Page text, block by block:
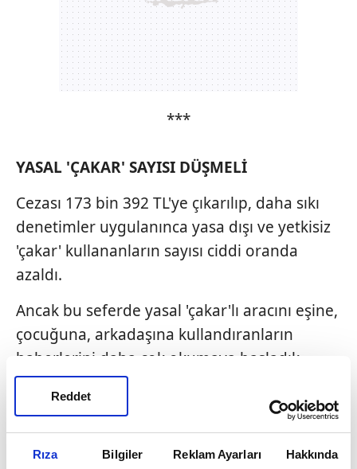
Rıza Bilgiler Reklam Ayarları Hakkında
Reddet
***
YASAL 'ÇAKAR' SAYISI DÜŞMELİ
Cezası 173 bin 392 TL'ye çıkarılıp, daha sıkı
denetimler uygulanınca yasa dışı ve yetkisiz
'çakar' kullananların sayısı ciddi oranda
azaldı.
Ancak bu seferde yasal 'çakar'lı aracını eşine,
çocuğuna, arkadaşına kullandıranların
haberlerini daha çok okumaya başladık.
Türkiye'de yasal çakar sayısının yaklaşık 15
bin adet olduğu söyleniyor.
Devlet büyükleri, koruma altındaki kişiler,